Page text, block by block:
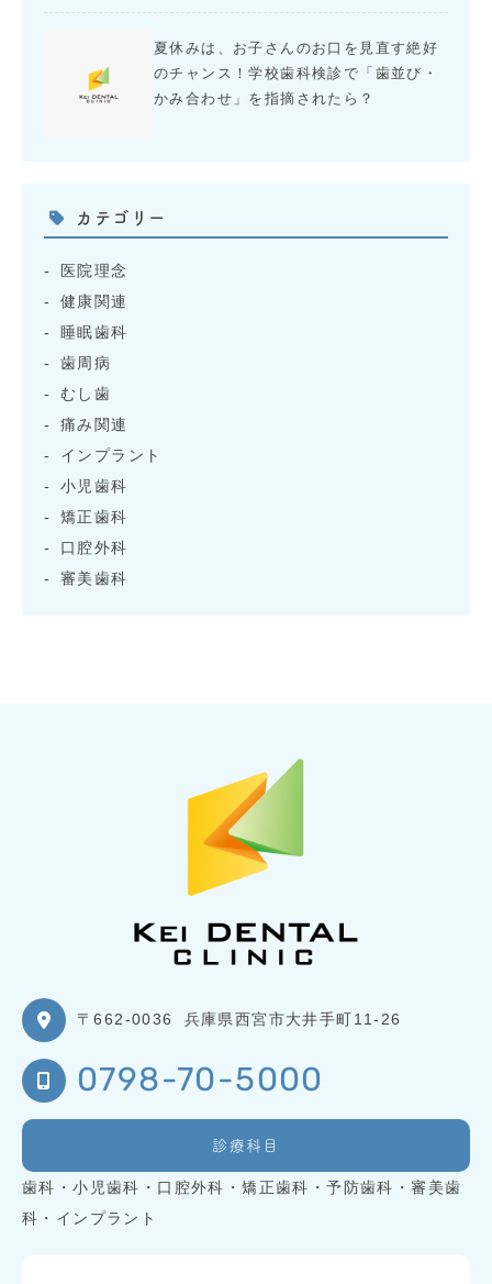
夏休みは、お子さんのお口を見直す絶好
のチャンス！学校歯科検診で「歯並び・
かみ合わせ」を指摘されたら？
カテゴリー
医院理念
健康関連
睡眠歯科
歯周病
むし歯
痛み関連
インプラント
小児歯科
矯正歯科
口腔外科
審美歯科
〒662-0036 兵庫県西宮市大井手町11-26
0798-70-5000
診療科目
歯科・小児歯科・口腔外科・矯正歯科・予防歯科・審美歯
科・インプラント